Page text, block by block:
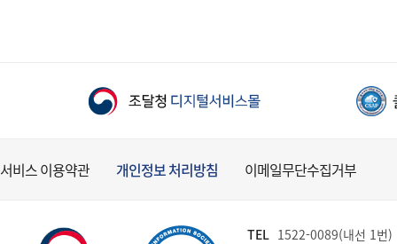
서비스 이용약관 개인정보 처리방침 이메일무단수집거부
TEL 1522-0089(내선 1번